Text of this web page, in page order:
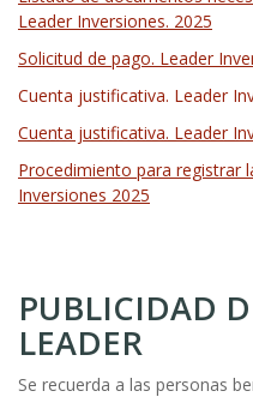
Leader Inversiones. 2025
Solicitud de pago. Leader
Cuenta justificativa. Leader
Cuenta justificativa. Leader
Procedimiento para registrar
Inversiones 2025
PUBLICIDAD
LEADER
Se recuerda a las personas